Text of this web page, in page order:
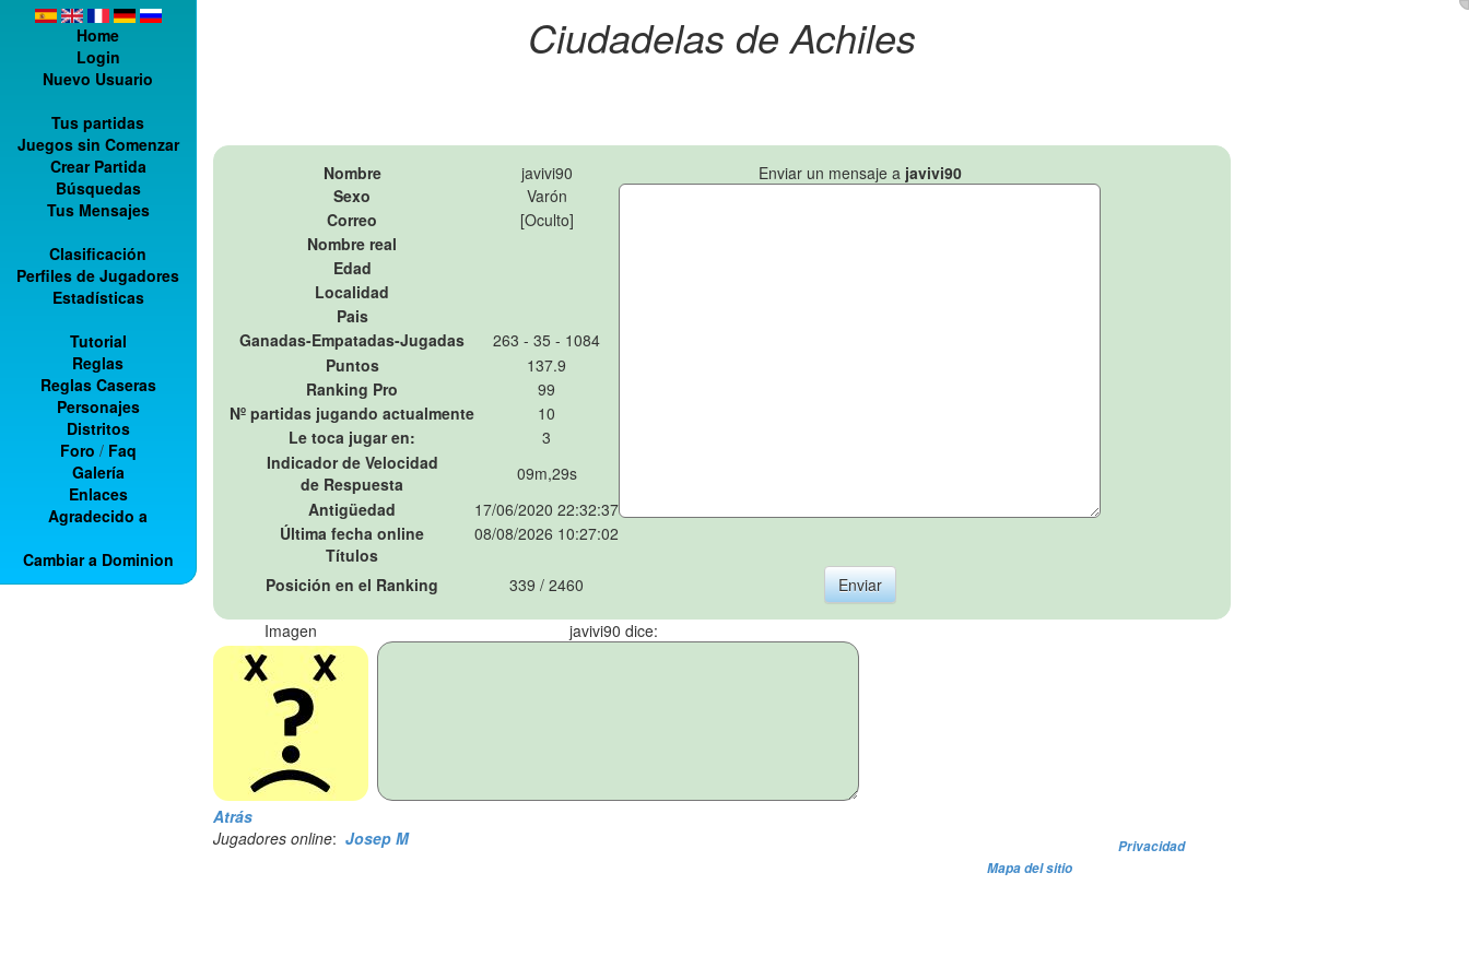
Home
Login
Nuevo Usuario
Tus partidas
Juegos sin Comenzar
Crear Partida
Búsquedas
Tus Mensajes
Clasificación
Perfiles de Jugadores
Estadísticas
Tutorial
Reglas
Reglas Caseras
Personajes
Distritos
Foro / Faq
Galería
Enlaces
Agradecido a
Cambiar a Dominion
Ciudadelas de Achiles
Nombre javivi90 Enviar un mensaje a javivi90
Sexo
Varón
Correo
[Oculto]
Nombre real
Edad
Localidad
Pais
Ganadas-Empatadas-Jugadas
263 - 35 - 1084
Puntos
137.9
Ranking Pro
99
Nº partidas jugando actualmente
10
Le toca jugar en:
3
Indicador de Velocidad
de Respuesta
09m,29s
Antigüedad
17/06/2020 22:32:37
Última fecha online
08/08/2026 10:27:02
Títulos
Posición en el Ranking
339 / 2460
Imagen javivi90 dice:
Atrás
Jugadores online: Josep M
Privacidad
Mapa del sitio